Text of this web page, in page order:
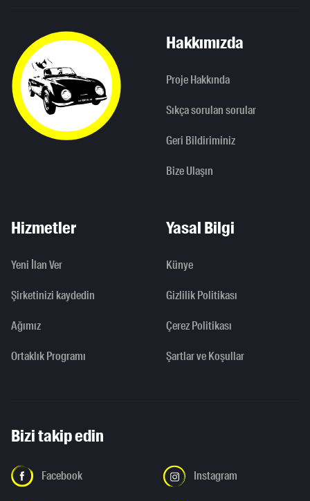
Hakkımızda
Proje Hakkında
Sıkça sorulan sorular
Geri Bildiriminiz
Bize Ulaşın
Hizmetler
Yeni İlan Ver
Şirketinizi kaydedin
Ağımız
Ortaklık Programı
Yasal Bilgi
Künye
Gizlilik Politikası
Çerez Politikası
Şartlar ve Koşullar
Bizi takip edin
Facebook Instagram